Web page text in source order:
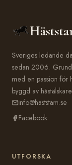
Sveriges ledande
sedan 2006.
med en passion
byggd av
info@haststam.se
Facebook
UTFORSKA